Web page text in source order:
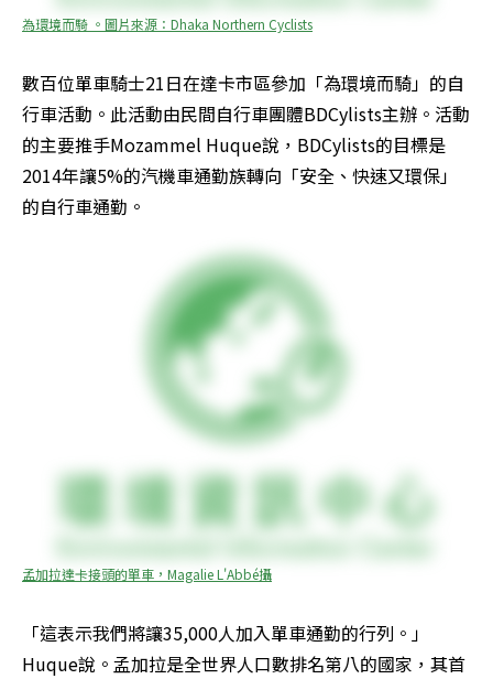
為環境而騎 。圖片來源：Dhaka Northern Cyclists
數百位單車騎士21日在達卡市區參加「為環境而騎」的自
行車活動。此活動由民間自行車團體BDCylists主辦。活動
的主要推手Mozammel Huque說，BDCylists的目標是
2014年讓5%的汽機車通勤族轉向「安全、快速又環保」
的自行車通勤。
孟加拉達卡接頭的單車，Magalie L'Abbé攝
「這表示我們將讓35,000人加入單車通勤的行列。」
Huque說。孟加拉是全世界人口數排名第八的國家，其首